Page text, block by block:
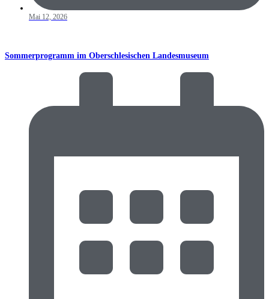
Mai 12, 2026
Sommerprogramm im Oberschlesischen Landesmuseum